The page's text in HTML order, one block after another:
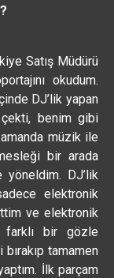
Satış Müdürü
okudum.
DJ’lik yapan
benim gibi
müzik ile
bir arada
yöneldim. DJ’lik
elektronik
ve elektronik
farklı bir gözle
tamamen
İlk parçam